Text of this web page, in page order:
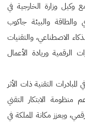
وكيل وزارة الخارجية في
والطاقة والبيئة جاكوب
الاصطناعي، والتقنيات
الرقمية وريادة الأعمال
التقنية ذات الأثر
منظومة الابتكار التقني
ويعزز مكانة المملكة في